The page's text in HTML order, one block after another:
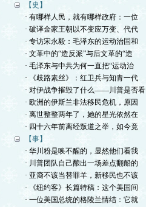
【史】
· 有哪样人民，就有哪样政府：一位
· 破译金家王朝以不变应万变、代代
· 专访宋永毅：毛泽东的运动治国和
· 文革中的“造反派”与后文革的“造
· 毛泽东与中共为何一直把“运动治
· 《歧路素丝》：红卫兵与知青一代
· 对伊战争摧毁了什么——川普是否看
· 欧洲的伊斯兰非法移民危机，原因
· 离世整整两年了，她的星光依然在
· 四十六年前离经叛道之举，如今竟
【事】
· 华川粉是唤不醒的，显然他们看我
· 川普团队自己酿出一场差点翻船的
· 亚裔不该当替罪羊，新移民也不该
· 《纽约客》长篇特稿：这个美国间
· 一位美国总统的格陵兰情结：它就